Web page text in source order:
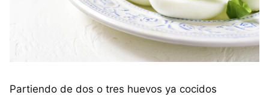
Partiendo de dos o tres huevos ya cocidos